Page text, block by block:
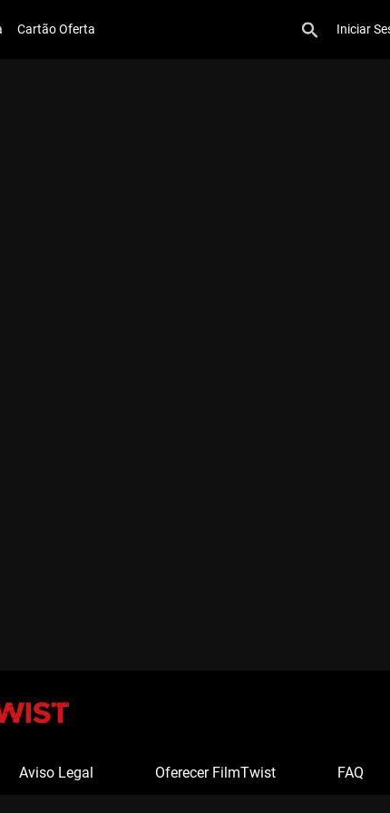
Cartão Oferta Iniciar
Aviso Legal Oferecer FilmTwist FAQ